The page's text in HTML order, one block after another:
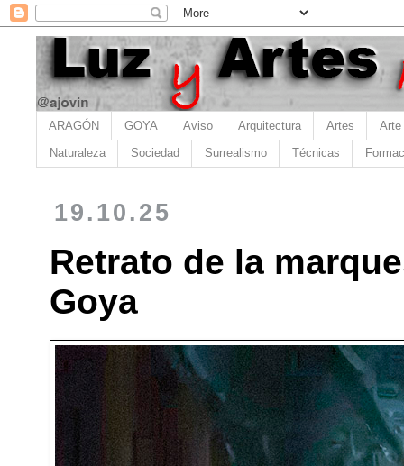
ARAGÓN GOYA Aviso Arquitectura Artes Arte
Naturaleza Sociedad Surrealismo Técnicas
19.10.25
Retrato de la
Goya